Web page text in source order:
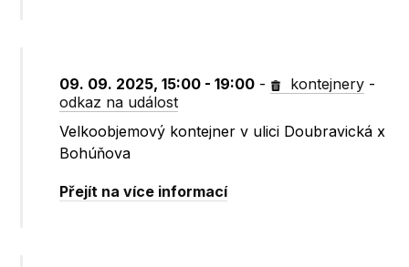
09. 09. 2025, 15:00 - 19:00 - kontejnery -
odkaz na událost
Velkoobjemový kontejner v ulici Doubravická x
Bohúňova
Přejít na více informací